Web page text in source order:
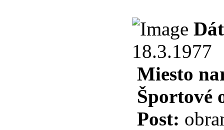
18.3.1977
Miesto
Športové
Post: